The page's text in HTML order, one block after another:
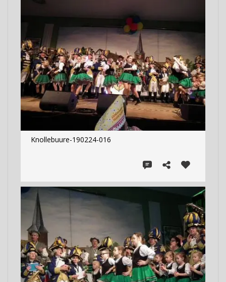
Knollebuure-190224-016